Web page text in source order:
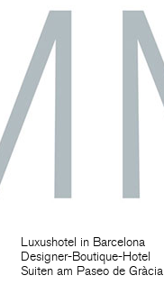
Luxushotel in Barcelona
Designer-Boutique-Hotel
Suiten am Paseo de Gràcia